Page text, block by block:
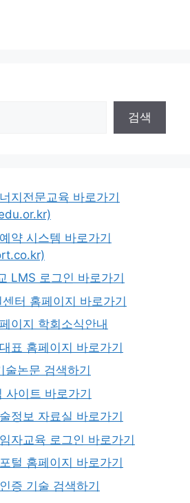
검색
지전문교육 바로가기
약 시스템 바로가기
LMS 로그인 바로가기
터 홈페이지 바로가기
이지 학회소식안내
표 홈페이지 바로가기
술논문 검색하기
사이트 바로가기
정보 자료실 바로가기
자교육 로그인 바로가기
털 홈페이지 바로가기
증 기술 검색하기